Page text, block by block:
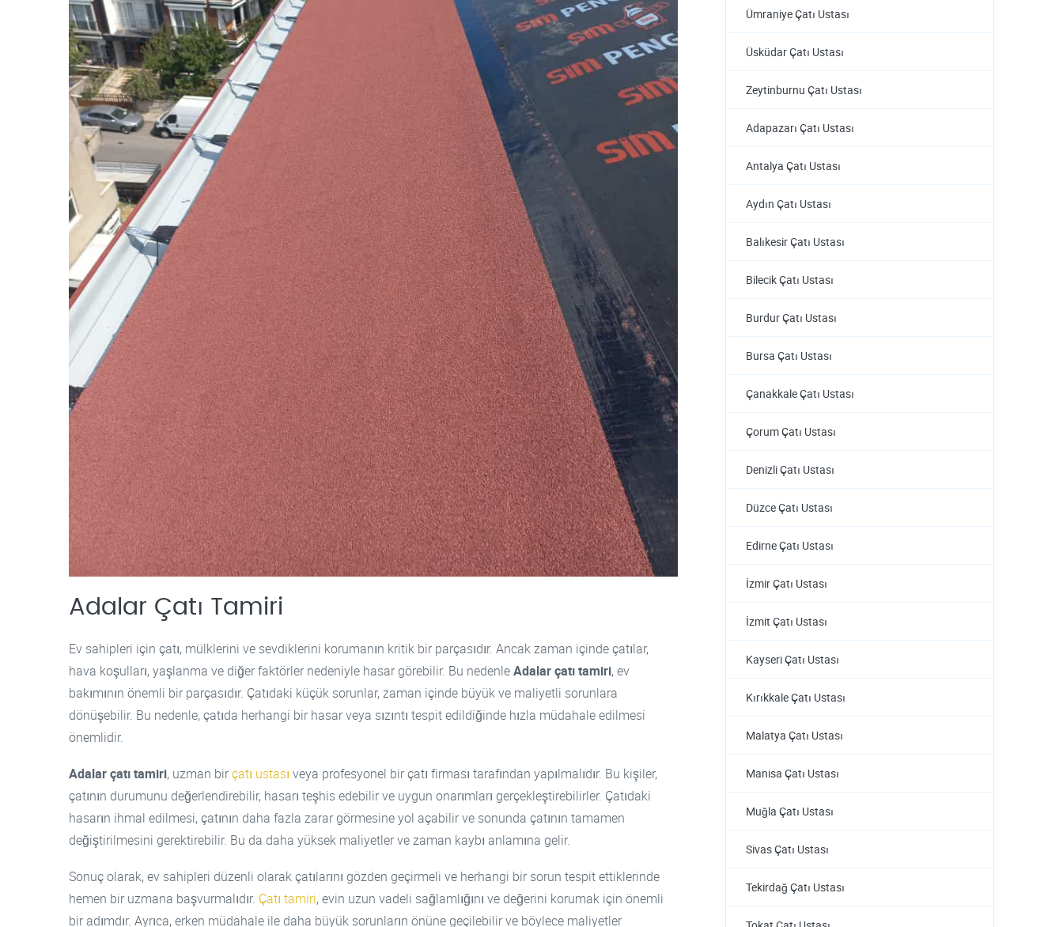
Adalar Çatı Tamiri
Ev sahipleri için çatı, mülklerini ve sevdiklerini korumanın kritik bir parçasıdır. Ancak zaman içinde çatılar,
hava koşulları, yaşlanma ve diğer faktörler nedeniyle hasar görebilir. Bu nedenleAdalar çatı tamiri, ev
bakımının önemli bir parçasıdır. Çatıdaki küçük sorunlar, zaman içinde büyük ve maliyetli sorunlara
dönüşebilir. Bu nedenle, çatıda herhangi bir hasar veya sızıntı tespit edildiğinde hızla müdahale edilmesi
önemlidir.
Adalar çatı tamiri, uzman birçatı ustası veya profesyonel bir çatı firması tarafından yapılmalıdır. Bu kişiler,
çatının durumunu değerlendirebilir, hasarı teşhis edebilir ve uygun onarımları gerçekleştirebilirler. Çatıdaki
hasarın ihmal edilmesi, çatının daha fazla zarar görmesine yol açabilir ve sonunda çatının tamamen
değiştirilmesini gerektirebilir. Bu da daha yüksek maliyetler ve zaman kaybı anlamına gelir.
Sonuç olarak, ev sahipleri düzenli olarak çatılarını gözden geçirmeli ve herhangi bir sorun tespit ettiklerinde
hemen bir uzmana başvurmalıdır. Çatı tamiri, evin uzun vadeli sağlamlığını ve değerini korumak için önemli
bir adımdır. Ayrıca, erken müdahale ile daha büyük sorunların önüne geçilebilir ve böylece maliyetler
Ümraniye Çatı Ustası
Üsküdar Çatı Ustası
Zeytinburnu Çatı Ustası
Adapazarı Çatı Ustası
Antalya Çatı Ustası
Aydın Çatı Ustası
Balıkesir Çatı Ustası
Bilecik Çatı Ustası
Burdur Çatı Ustası
Bursa Çatı Ustası
Çanakkale Çatı Ustası
Çorum Çatı Ustası
Denizli Çatı Ustası
Düzce Çatı Ustası
Edirne Çatı Ustası
İzmir Çatı Ustası
İzmit Çatı Ustası
Kayseri Çatı Ustası
Kırıkkale Çatı Ustası
Malatya Çatı Ustası
Manisa Çatı Ustası
Muğla Çatı Ustası
Sivas Çatı Ustası
Tekirdağ Çatı Ustası